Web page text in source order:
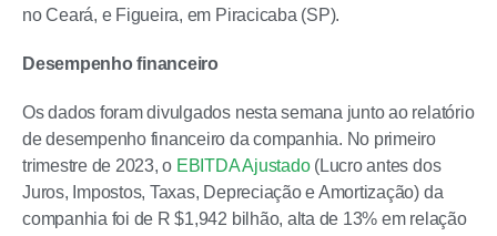
no Ceará, e Figueira, em Piracicaba (SP).
Desempenho financeiro
Os dados foram divulgados nesta semana junto ao relatório
de desempenho financeiro da companhia. No primeiro
trimestre de 2023, o EBITDA Ajustado(Lucro antes dos
Juros, Impostos, Taxas, Depreciação e Amortização) da
companhia foi de R $1,942 bilhão, alta de 13% em relação